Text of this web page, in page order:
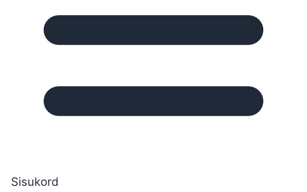
Sisukord